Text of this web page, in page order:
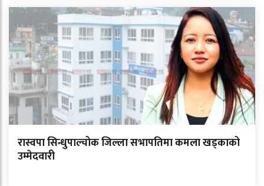
रास्वपा सिन्धुपाल्चोक जिल्ला सभापतिमा कमला खड्काको
उम्मेदवारी